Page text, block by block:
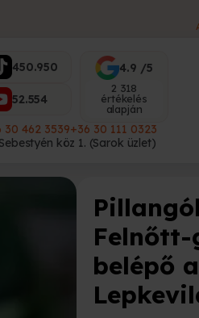
450.950
52.554
4.9 /5
2 318
értékelés
alapján
30 462 3539+36 30 111 0323
köz 1. (Sarok üzlet)
Felnőtt-
belépő